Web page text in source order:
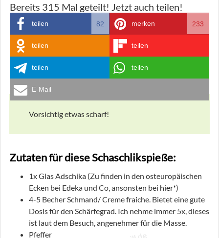
Bereits 315 Mal geteilt! Jetzt auch teilen!
teilen 82 merken 233
teilen teilen
teilen teilen
E-Mail
Vorsichtig etwas scharf!
Zutaten für diese Schaschlikspieße:
1x Glas Adschika (Zu finden in den osteuropäischen
Ecken bei Edeka und Co, ansonsten bei hier*)
4-5 Becher Schmand/ Creme fraiche. Bietet eine gute
Dosis für den Schärfegrad. Ich nehme immer 5x, dieses
ist laut dem Besuch, angenehmer für die Masse.
Pfeffer